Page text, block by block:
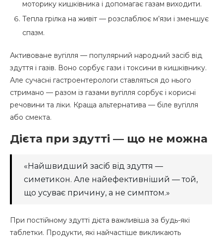
моторику кишківника і допомагає газам виходити.
Тепла грілка на живіт — розслаблює м’язи і зменшує
спазм.
Активоване вугілля — популярний народний засіб від
здуття і газів. Воно сорбує гази і токсини в кишківнику.
Але сучасні гастроентерологи ставляться до нього
стримано — разом із газами вугілля сорбує і корисні
речовини та ліки. Краща альтернатива — біле вугілля
або смекта.
Дієта при здутті — що не можна
«Найшвидший засіб від здуття —
симетикон. Але найефективніший — той,
що усуває причину, а не симптом.»
При постійному здутті дієта важливіша за будь-які
таблетки. Продукти, які найчастіше викликають